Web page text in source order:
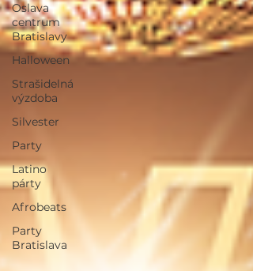
Oslava
centrum
Bratislavy
Halloween
Strašidelná
výzdoba
Silvester
Party
Latino
párty
Afrobeats
Party
Bratislava